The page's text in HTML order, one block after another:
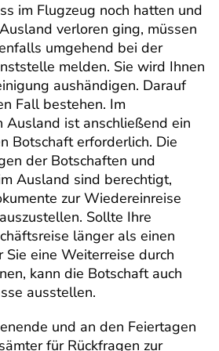
im Flugzeug noch hatten und
verloren ging, müssen
umgehend bei der
melden. Sie wird Ihnen
aushändigen. Darauf
Fall bestehen. Im
Ausland ist anschließend ein
Botschaft erforderlich. Die
der Botschaften und
Ausland sind berechtigt,
zur Wiedereinreise
Sollte Ihre
länger als einen
Sie eine Weiterreise durch
kann die Botschaft auch
ausstellen.
und an den Feiertagen
für Rückfragen zur